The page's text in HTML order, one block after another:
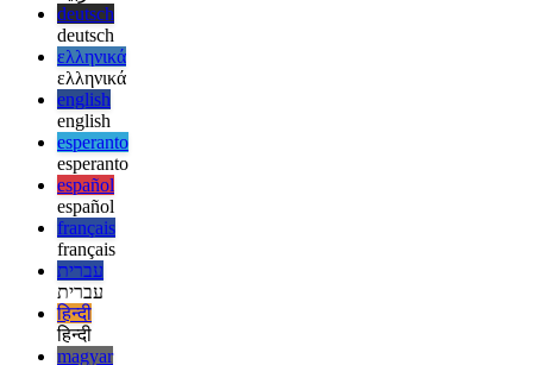
afrikaans
العربية
العربية
deutsch
deutsch
ελληνικά
ελληνικά
english
english
esperanto
esperanto
español
español
français
français
עברית
עברית